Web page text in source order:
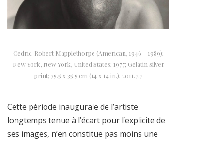
Cedric. Robert Mapplethorpe (American, 1946 – 1989);
New York, New York, United States; 1977; Gelatin silver
print; 35.5 x 35.5 cm (14 x 14 in.); 2011.7.7
Cette période inaugurale de l’artiste,
longtemps tenue à l’écart pour l’explicite de
ses images, n’en constitue pas moins une